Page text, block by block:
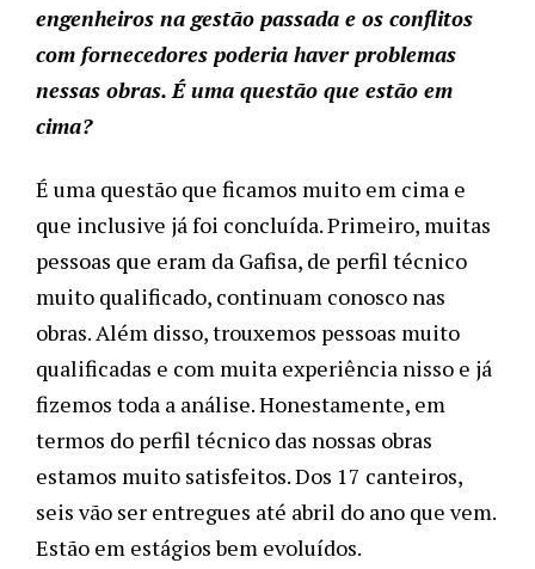
engenheiros na gestão passada e os conflitos
com fornecedores poderia haver problemas
nessas obras. É uma questão que estão em
cima?
É uma questão que ficamos muito em cima e
que inclusive já foi concluída. Primeiro, muitas
pessoas que eram da Gafisa, de perfil técnico
muito qualificado, continuam conosco nas
obras. Além disso, trouxemos pessoas muito
qualificadas e com muita experiência nisso e já
fizemos toda a análise. Honestamente, em
termos do perfil técnico das nossas obras
estamos muito satisfeitos. Dos 17 canteiros,
seis vão ser entregues até abril do ano que vem.
Estão em estágios bem evoluídos.